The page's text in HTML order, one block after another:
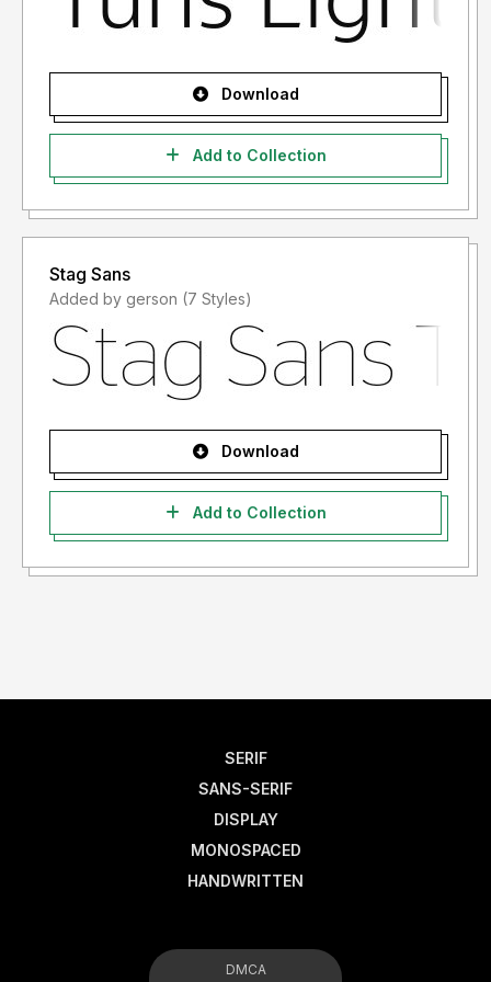
- Lisensi font setelah penggunaan silahkan gunakan sesuai
terms & condition yang berlaku setelah anda membeli
Informasi tentang Lisensi apa yang akan anda perlukan,
silahkan menghubungi kami di :
storytypestudio@gmail.com
Download
Add to Collection
Stag Sans
Added by gerson (7 Styles)
Download
Add to Collection
SERIF
SANS-SERIF
DISPLAY
MONOSPACED
HANDWRITTEN
DMCA